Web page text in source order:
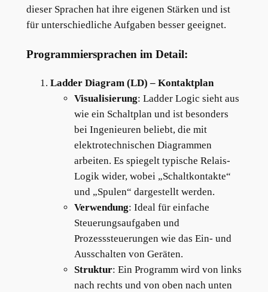
dieser Sprachen hat ihre eigenen Stärken und ist
für unterschiedliche Aufgaben besser geeignet.
Programmiersprachen im Detail:
Ladder Diagram (LD) – Kontaktplan
Visualisierung: Ladder Logic sieht aus
wie ein Schaltplan und ist besonders
bei Ingenieuren beliebt, die mit
elektrotechnischen Diagrammen
arbeiten. Es spiegelt typische Relais-
Logik wider, wobei „Schaltkontakte“
und „Spulen“ dargestellt werden.
Verwendung: Ideal für einfache
Steuerungsaufgaben und
Prozesssteuerungen wie das Ein- und
Ausschalten von Geräten.
Struktur: Ein Programm wird von links
nach rechts und von oben nach unten